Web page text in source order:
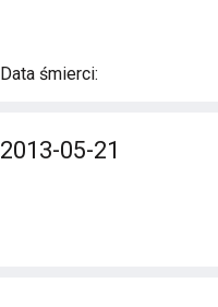
Data śmierci:
2013-05-21